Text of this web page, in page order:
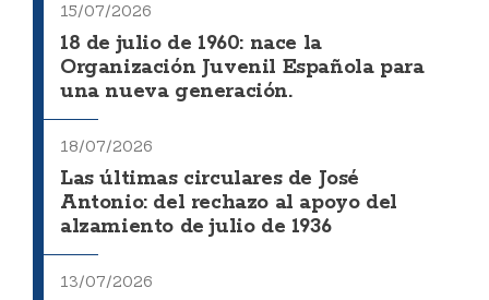
15/07/2026
18 de julio de 1960: nace la
Organización Juvenil Española para
una nueva generación.
18/07/2026
Las últimas circulares de José
Antonio: del rechazo al apoyo del
alzamiento de julio de 1936
13/07/2026